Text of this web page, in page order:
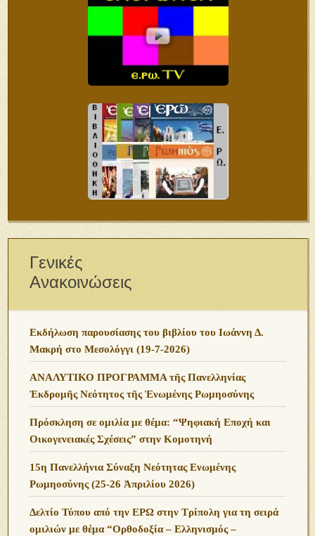
Γενικές
Ανακοινώσεις
Εκδήλωση παρουσίασης του βιβλίου του Ιωάννη Δ.
Μακρή στο Μεσολόγγι (19-7-2026)
ΑΝΑΛΥΤΙΚΟ ΠΡΟΓΡΑΜΜΑ τῆς Πανελληνίας
Ἐκδρομῆς Νεότητος τῆς Ἑνωμένης Ρωμηοσύνης
Πρόσκληση σε ομιλία με θέμα: “Ψηφιακή Εποχή και
Οικογενειακές Σχέσεις” στην Κομοτηνή
15η Πανελλήνια Σύναξη Νεότητας Ενωμένης
Ρωμηοσύνης (25-26 Ἀπριλίου 2026)
Δελτίο Τύπου από την ΕΡΩ στην Τρίπολη για τη σειρά
ομιλιών με θέμα “Ορθοδοξία – Ελληνισμός –